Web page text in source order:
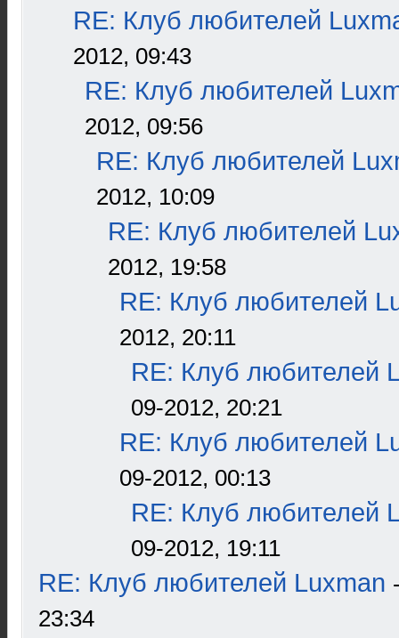
RE: Клуб любителей
2012, 09:43
RE: Клуб любителей
2012, 09:56
RE: Клуб любителей
2012, 10:09
RE: Клуб любителей
2012, 19:58
RE: Клуб любителей
2012, 20:11
RE: Клуб любителей
09-2012, 20:21
RE: Клуб любителей
09-2012, 00:13
RE: Клуб любителей
09-2012, 19:11
RE: Клуб любителей Luxman
23:34